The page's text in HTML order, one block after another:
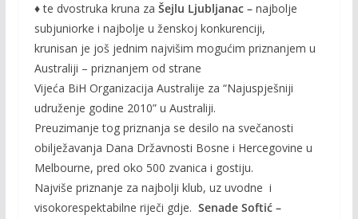
♦ te dvostruka kruna za Šejlu Ljubljanac – najbolje
subjuniorke i najbolje u ženskoj konkurenciji,
krunisan je još jednim najvišim mogućim priznanjem u
Australiji – priznanjem od strane
Vijeća BiH Organizacija Australije za “Najuspješniji
udruženje godine 2010” u Australiji.
Preuzimanje tog priznanja se desilo na svečanosti
obilježavanja Dana Državnosti Bosne i Hercegovine u
Melbourne, pred oko 500 zvanica i gostiju.
Najviše priznanje za najbolji klub, uz uvodne i
visokorespektabilne riječi gdje. Senade Softić –